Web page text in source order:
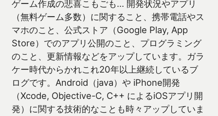
ゲーム作成の悲喜こもごも… 開発状況やアプリ
（無料ゲーム多数）に関すること、携帯電話やス
マホのこと、公式ストア（Google Play, App
Store）でのアプリ公開のこと、プログラミング
のこと、更新情報などをアップしています。ガラ
ケー時代からかれこれ20年以上継続しているブ
ログです。Android（java）や iPhone開発
（Xcode, Objective-C, C++ によるiOSアプリ開
発）に関する技術的なことも時々アップしていま